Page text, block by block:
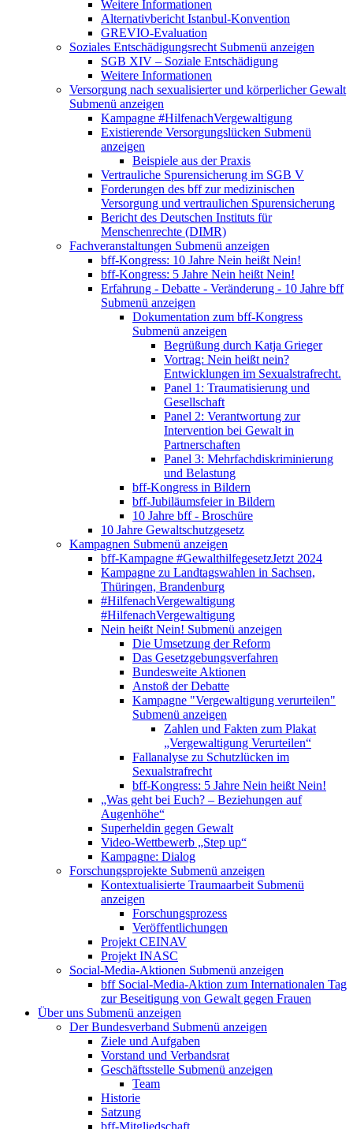
Weitere Informationen
Alternativbericht Istanbul-Konvention
GREVIO-Evaluation
Soziales Entschädigungsrecht Submenü anzeigen
SGB XIV – Soziale Entschädigung
Weitere Informationen
Versorgung nach sexualisierter und körperlicher Gewalt
Submenü anzeigen
Kampagne #HilfenachVergewaltigung
Existierende Versorgungslücken Submenü
anzeigen
Beispiele aus der Praxis
Vertrauliche Spurensicherung im SGB V
Forderungen des bff zur medizinischen
Versorgung und vertraulichen Spurensicherung
Bericht des Deutschen Instituts für
Menschenrechte (DIMR)
Fachveranstaltungen Submenü anzeigen
bff-Kongress: 10 Jahre Nein heißt Nein!
bff-Kongress: 5 Jahre Nein heißt Nein!
Erfahrung - Debatte - Veränderung - 10 Jahre bff
Submenü anzeigen
Dokumentation zum bff-Kongress
Submenü anzeigen
Begrüßung durch Katja Grieger
Vortrag: Nein heißt nein?
Entwicklungen im Sexualstrafrecht.
Panel 1: Traumatisierung und
Gesellschaft
Panel 2: Verantwortung zur
Intervention bei Gewalt in
Partnerschaften
Panel 3: Mehrfachdiskriminierung
und Belastung
bff-Kongress in Bildern
bff-Jubiläumsfeier in Bildern
10 Jahre bff - Broschüre
10 Jahre Gewaltschutzgesetz
Kampagnen Submenü anzeigen
bff-Kampagne #GewalthilfegesetzJetzt 2024
Kampagne zu Landtagswahlen in Sachsen,
Thüringen, Brandenburg
#HilfenachVergewaltigung
#HilfenachVergewaltigung
Nein heißt Nein! Submenü anzeigen
Die Umsetzung der Reform
Das Gesetzgebungsverfahren
Bundesweite Aktionen
Anstoß der Debatte
Kampagne "Vergewaltigung verurteilen"
Submenü anzeigen
Zahlen und Fakten zum Plakat
„Vergewaltigung Verurteilen“
Fallanalyse zu Schutzlücken im
Sexualstrafrecht
bff-Kongress: 5 Jahre Nein heißt Nein!
„Was geht bei Euch? – Beziehungen auf
Augenhöhe“
Superheldin gegen Gewalt
Video-Wettbewerb „Step up“
Kampagne: Dialog
Forschungsprojekte Submenü anzeigen
Kontextualisierte Traumaarbeit Submenü
anzeigen
Forschungsprozess
Veröffentlichungen
Projekt CEINAV
Projekt INASC
Social-Media-Aktionen Submenü anzeigen
bff Social-Media-Aktion zum Internationalen Tag
zur Beseitigung von Gewalt gegen Frauen
Über uns Submenü anzeigen
Der Bundesverband Submenü anzeigen
Ziele und Aufgaben
Vorstand und Verbandsrat
Geschäftsstelle Submenü anzeigen
Team
Historie
Satzung
bff-Mitgliedschaft